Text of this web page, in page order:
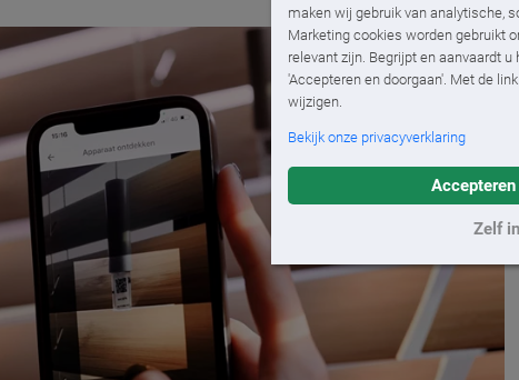
maken wij gebruik van analytische,
Marketing cookies worden gebruikt
relevant zijn. Begrijpt en aanvaardt u
'Accepteren en doorgaan'. Met de
wijzigen.
Bekijk onze privacyverklaring
Zelf